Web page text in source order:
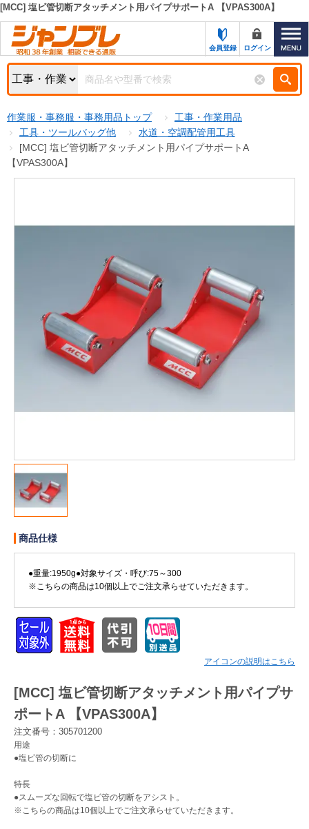
カテゴリー一覧
お知らせ
特集・キャンペーン一覧
初めての方へ
お問い合わせ
サポート＆ヘルプ
新規登録キャンペーン
名入れ刺繍
メーカーカタログ一覧
ログアウト
Myページ 見積書
キーワード検索
検索条件
商品カテゴリから選ぶ
販売終了
販売価格(税抜き)で絞る
円から
[MCC] 塩ビ管切断アタッチメント用パイプサポートA 【VPAS300A】
会員登録 ログイン
作業服・事務服・事務用品トップ
工事・作業用品
工具・ツールバッグ他
水道・空調配管用工具
[MCC] 塩ビ管切断アタッチメント用パイプサポートA
【VPAS300A】
商品仕様
●重量:1950g●対象サイズ・呼び:75～300
※こちらの商品は10個以上でご注文承らせていただきます。
アイコンの説明はこちら
[MCC] 塩ビ管切断アタッチメント用パイプサ
ポートA 【VPAS300A】
注文番号：305701200
用途
●塩ビ管の切断に
特長
●スムーズな回転で塩ビ管の切断をアシスト。
※こちらの商品は10個以上でご注文承らせていただきます。